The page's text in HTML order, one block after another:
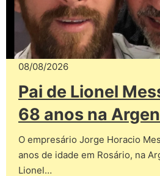
08/08/2026
Pai de Lionel
68 anos na
O empresário Jorge Horacio
anos de idade em Rosário, na
Lionel…